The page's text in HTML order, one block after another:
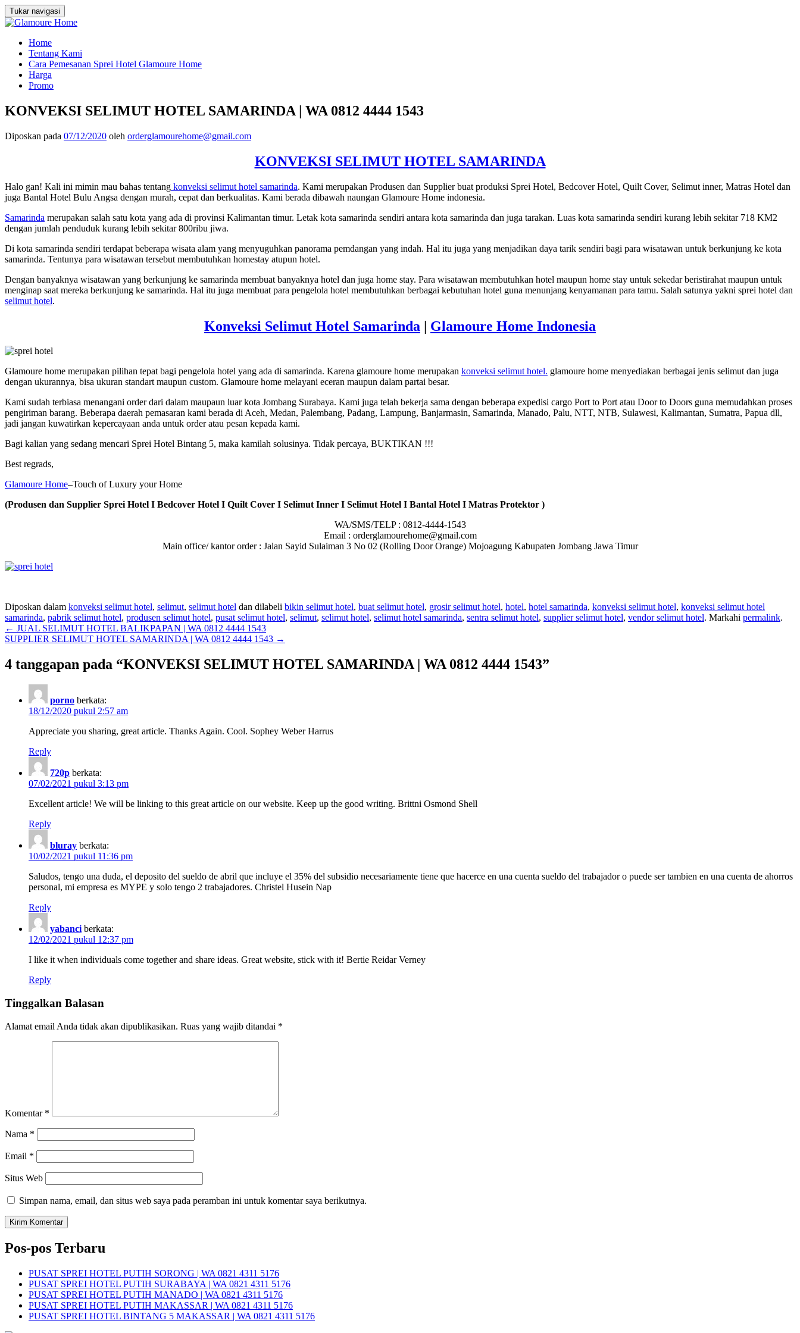
Tukar navigasi
Loncat
konten
Home
Tentang Kami
Cara Pemesanan Sprei Hotel Glamoure Home
Harga
Promo
KONVEKSI SELIMUT HOTEL SAMARINDA | WA 0812 4444 1543
Diposkan pada 07/12/2020 oleh orderglamourehome@gmail.com
KONVEKSI SELIMUT HOTEL SAMARINDA
Halo gan! Kali ini mimin mau bahas tentang konveksi selimut hotel samarinda. Kami merupakan Produsen dan Supplier buat produksi Sprei Hotel, Bedcover Hotel, Quilt Cover, Selimut inner, Matras Hotel dan
juga Bantal Hotel Bulu Angsa dengan murah, cepat dan berkualitas. Kami berada dibawah naungan Glamoure Home indonesia.
Samarinda merupakan salah satu kota yang ada di provinsi Kalimantan timur. Letak kota samarinda sendiri antara kota samarinda dan juga tarakan. Luas kota samarinda sendiri kurang lebih sekitar 718 KM2
dengan jumlah penduduk kurang lebih sekitar 800ribu jiwa.
Di kota samarinda sendiri terdapat beberapa wisata alam yang menyuguhkan panorama pemdangan yang indah. Hal itu juga yang menjadikan daya tarik sendiri bagi para wisatawan untuk berkunjung ke kota
samarinda. Tentunya para wisatawan tersebut membutuhkan homestay atupun hotel.
Dengan banyaknya wisatawan yang berkunjung ke samarinda membuat banyaknya hotel dan juga home stay. Para wisatawan membutuhkan hotel maupun home stay untuk sekedar beristirahat maupun untuk
menginap saat mereka berkunjung ke samarinda. Hal itu juga membuat para pengelola hotel membutuhkan berbagai kebutuhan hotel guna menunjang kenyamanan para tamu. Salah satunya yakni sprei hotel dan
selimut hotel.
Konveksi Selimut Hotel Samarinda | Glamoure Home Indonesia
Glamoure home merupakan pilihan tepat bagi pengelola hotel yang ada di samarinda. Karena glamoure home merupakan konveksi selimut hotel. glamoure home menyediakan berbagai jenis selimut dan juga
dengan ukurannya, bisa ukuran standart maupun custom. Glamoure home melayani eceran maupun dalam partai besar.
Kami sudah terbiasa menangani order dari dalam maupaun luar kota Jombang Surabaya. Kami juga telah bekerja sama dengan beberapa expedisi cargo Port to Port atau Door to Doors guna memudahkan proses
pengiriman barang. Beberapa daerah pemasaran kami berada di Aceh, Medan, Palembang, Padang, Lampung, Banjarmasin, Samarinda, Manado, Palu, NTT, NTB, Sulawesi, Kalimantan, Sumatra, Papua dll,
jadi jangan kuwatirkan kepercayaan anda untuk order atau pesan kepada kami.
Bagi kalian yang sedang mencari Sprei Hotel Bintang 5, maka kamilah solusinya. Tidak percaya, BUKTIKAN !!!
Best regrads,
Glamoure Home–Touch of Luxury your Home
(Produsen dan Supplier Sprei Hotel I Bedcover Hotel I Quilt Cover I Selimut Inner I Selimut Hotel I Bantal Hotel I Matras Protektor )
WA/SMS/TELP : 0812-4444-1543
Email : orderglamourehome@gmail.com
Main office/ kantor order : Jalan Sayid Sulaiman 3 No 02 (Rolling Door Orange) Mojoagung Kabupaten Jombang Jawa Timur
Diposkan dalam konveksi selimut hotel, selimut, selimut hotel dan dilabeli bikin selimut hotel, buat selimut hotel, grosir selimut hotel, hotel, hotel samarinda, konveksi selimut hotel, konveksi selimut hotel
samarinda, pabrik selimut hotel, produsen selimut hotel, pusat selimut hotel, selimut, selimut hotel, selimut hotel samarinda, sentra selimut hotel, supplier selimut hotel, vendor selimut hotel. Markahi permalink.
Navigasi
pos
← JUAL SELIMUT HOTEL BALIKPAPAN | WA 0812 4444 1543
SUPPLIER SELIMUT HOTEL SAMARINDA | WA 0812 4444 1543 →
4 tanggapan pada “KONVEKSI SELIMUT HOTEL SAMARINDA | WA 0812 4444 1543”
porno berkata:
18/12/2020 pukul 2:57 am
Appreciate you sharing, great article. Thanks Again. Cool. Sophey Weber Harrus
Reply
720p berkata:
07/02/2021 pukul 3:13 pm
Excellent article! We will be linking to this great article on our website. Keep up the good writing. Brittni Osmond Shell
Reply
bluray berkata:
10/02/2021 pukul 11:36 pm
Saludos, tengo una duda, el deposito del sueldo de abril que incluye el 35% del subsidio necesariamente tiene que hacerce en una cuenta sueldo del trabajador o puede ser tambien en una cuenta de ahorros
personal, mi empresa es MYPE y solo tengo 2 trabajadores. Christel Husein Nap
Reply
yabanci berkata:
12/02/2021 pukul 12:37 pm
I like it when individuals come together and share ideas. Great website, stick with it! Bertie Reidar Verney
Reply
Tinggalkan Balasan
Alamat email Anda tidak akan dipublikasikan. Ruas yang wajib ditandai *
Komentar *
Nama *
Email *
Situs Web
Simpan nama, email, dan situs web saya pada peramban ini untuk komentar saya berikutnya.
Pos-pos Terbaru
PUSAT SPREI HOTEL PUTIH SORONG | WA 0821 4311 5176
PUSAT SPREI HOTEL PUTIH SURABAYA | WA 0821 4311 5176
PUSAT SPREI HOTEL PUTIH MANADO | WA 0821 4311 5176
PUSAT SPREI HOTEL PUTIH MAKASSAR | WA 0821 4311 5176
PUSAT SPREI HOTEL BINTANG 5 MAKASSAR | WA 0821 4311 5176